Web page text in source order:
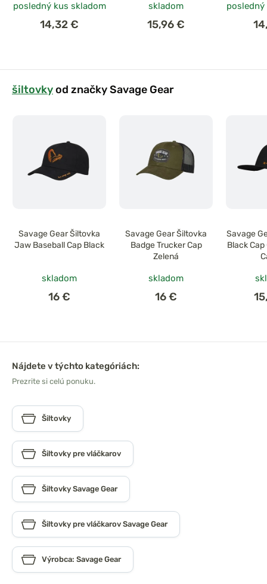
posledný kus skladom
14,32 €
skladom
15,96 €
šiltovkyod značky Savage Gear
Savage Gear Šiltovka
Jaw Baseball Cap Black
skladom
16 €
Savage Gear Šiltovka
Badge Trucker Cap
Zelená
skladom
16 €
Savage
Black
Nájdete v týchto kategóriách:
Prezrite si celú ponuku.
Šiltovky
Šiltovky pre vláčkarov
Šiltovky Savage Gear
Šiltovky pre vláčkarov Savage Gear
Výrobca: Savage Gear